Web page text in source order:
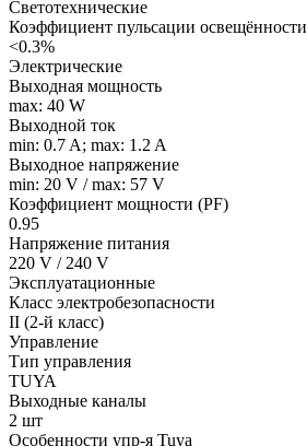
Светотехнические
Коэффициент пульсации освещённости
<0.3%
Электрические
Выходная мощность
max: 40 W
Выходной ток
min: 0.7 A; max: 1.2 A
Выходное напряжение
min: 20 V / max: 57 V
Коэффициент мощности (PF)
0.95
Напряжение питания
220 V / 240 V
Эксплуатационные
Класс электробезопасности
II (2-й класс)
Управление
Тип управления
TUYA
Выходные каналы
2 шт
Особенности упр-я Tuya